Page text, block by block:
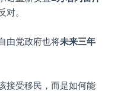
对。
由党政府也将未来三年
接受移民，而是如何能